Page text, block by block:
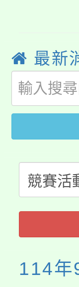
局官
8月
開!
115
田徑
桃園
視費
半價
者。
大
份教
大溪
份教
淨零
會
115
程
最新
114年